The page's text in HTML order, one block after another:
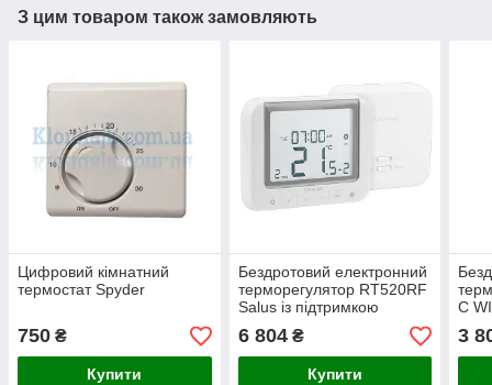
З цим товаром також замовляють
Цифровий кімнатний
термостат Spyder
750 ₴
Купити
Бездротовий електронний
терморегулятор RT520RF
Salus із підтримкою
6 804₴
Купити
C
3